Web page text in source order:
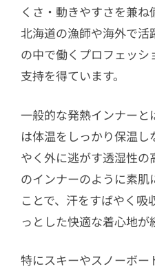
くさ・動きやすさを兼ね
北海道の漁師や海外で活
の中で働くプロフェッ
支持を得ています。
一般的な発熱インナーと
は体温をしっかり保温
やく外に逃がす透湿性の
のインナーのように素
ことで、汗をすばやく
っとした快適な着心地が
特にスキーやスノーボー